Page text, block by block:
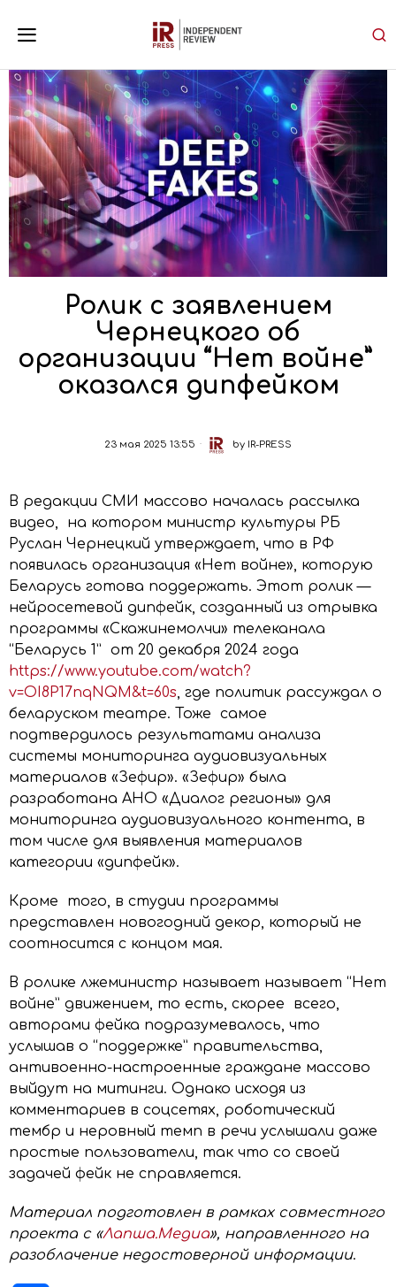
Ролик с заявлением
Чернецкого об
организации “Нет войне”
оказался дипфейком
23 мая 2025 13:55 by IR-PRESS
В редакции СМИ массово началась рассылка
видео, на котором министр культуры РБ
Руслан Чернецкий утверждает, что в РФ
появилась организация «Нет войне», которую
Беларусь готова поддержать. Этот ролик —
нейросетевой дипфейк, созданный из отрывка
программы «Скажинемолчи» телеканала
“Беларусь 1” от 20 декабря 2024 года
https://www.youtube.com/watch?
v=OI8P17nqNQM&t=60s, где политик рассуждал о
беларуском театре. Тоже самое
подтвердилось результатами анализа
системы мониторинга аудиовизуальных
материалов «Зефир». «Зефир» была
разработана АНО «Диалог регионы» для
мониторинга аудиовизуального контента, в
том числе для выявления материалов
категории «дипфейк».
Кроме того, в студии программы
представлен новогодний декор, который не
соотносится с концом мая.
В ролике лжеминистр называет называет “Нет
войне” движением, то есть, скорее всего,
авторами фейка подразумевалось, что
услышав о “поддержке” правительства,
антивоенно-настроенные граждане массово
выйдут на митинги. Однако исходя из
комментариев в соцсетях, роботический
тембр и неровный темп в речи услышали даже
простые пользователи, так что со своей
задачей фейк не справляется.
Материал подготовлен в рамках совместного
проекта с «Лапша.Медиа», направленного на
разоблачение недостоверной информации.